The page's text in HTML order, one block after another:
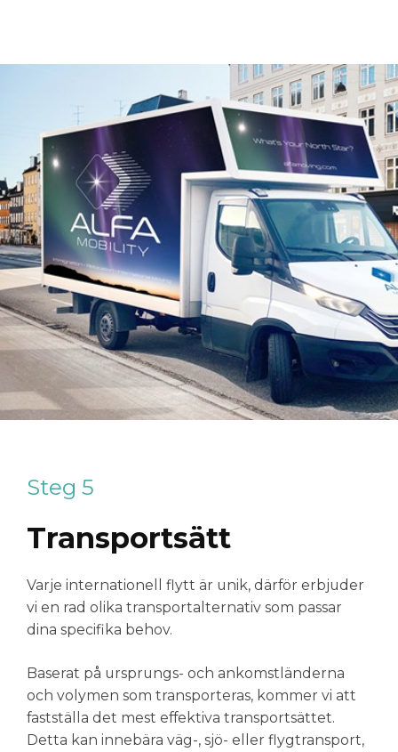
Steg 5
Transportsätt
Varje internationell flytt är unik, därför erbjuder
vi en rad olika transportalternativ som passar
dina specifika behov.
Baserat på ursprungs- och ankomstländerna
och volymen som transporteras, kommer vi att
fastställa det mest effektiva transportsättet.
Detta kan innebära väg-, sjö- eller flygtransport,